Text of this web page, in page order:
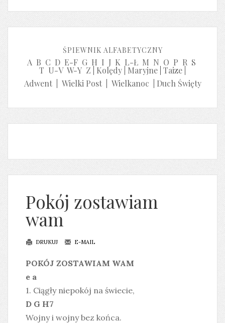
ŚPIEWNIK ALFABETYCZNY
A B C D E-F G H I J K L-Ł M N O P R S
T U-V W-Y Z Kolędy Maryjne Taize
Adwent| Wielki Post| Wielkanoc Duch Święty
Pokój zostawiam
wam
DRUKUJ E-MAIL
POKÓJ ZOSTAWIAM WAM
e a
1. Ciągły niepokój na świecie,
D G H7
Wojny i wojny bez końca.